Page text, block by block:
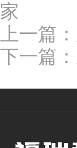
家
上一篇：
下一篇：